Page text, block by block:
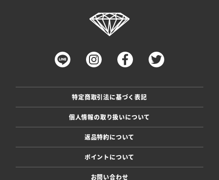
特定商取引法に基づく表記
個人情報の取り扱いについて
返品特約について
ポイントについて
お問い合わせ